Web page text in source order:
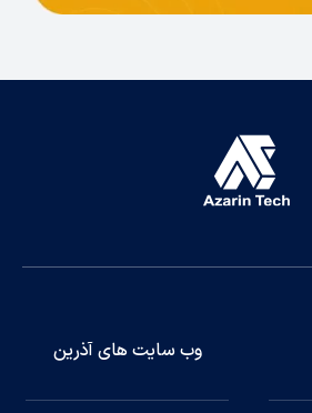
وب سایت های آذرین